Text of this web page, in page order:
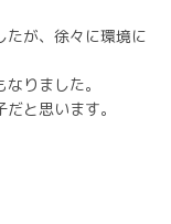
たが、徐々に環境に
りました。
と思います。